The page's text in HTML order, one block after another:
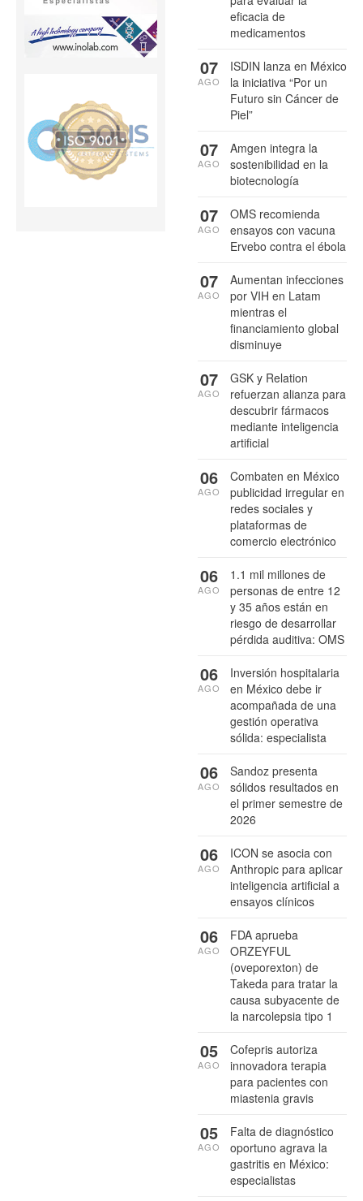
eficacia de
medicamentos
ISDIN lanza en México
la iniciativa “Por un
Futuro sin Cáncer de
Piel”
07
AGO
Amgen integra la
sostenibilidad en la
biotecnología
07
AGO
OMS recomienda
ensayos con vacuna
Ervebo contra el ébola
07
AGO
Aumentan infecciones
por VIH en Latam
mientras el
financiamiento global
disminuye
07
AGO
GSK y Relation
refuerzan alianza para
descubrir fármacos
mediante inteligencia
artificial
07
AGO
Combaten en México
publicidad irregular en
redes sociales y
plataformas de
comercio electrónico
06
AGO
1.1 mil millones de
personas de entre 12
y 35 años están en
riesgo de desarrollar
pérdida auditiva: OMS
06
AGO
Inversión hospitalaria
en México debe ir
acompañada de una
gestión operativa
sólida: especialista
06
AGO
Sandoz presenta
sólidos resultados en
el primer semestre de
2026
06
AGO
ICON se asocia con
Anthropic para aplicar
inteligencia artificial a
ensayos clínicos
06
AGO
FDA aprueba
ORZEYFUL
(oveporexton) de
Takeda para tratar la
causa subyacente de
la narcolepsia tipo 1
06
AGO
Cofepris autoriza
innovadora terapia
para pacientes con
miastenia gravis
05
AGO
Falta de diagnóstico
oportuno agrava la
gastritis en México:
especialistas
05
AGO